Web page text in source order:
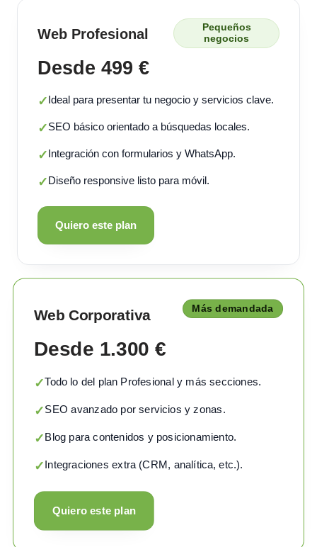
Web Profesional
Pequeños
negocios
Desde 499 €
✓Ideal para presentar tu negocio y servicios clave.
✓SEO básico orientado a búsquedas locales.
✓Integración con formularios y WhatsApp.
✓Diseño responsive listo para móvil.
Quiero este plan
Web Corporativa Más demandada
Desde 1.300 €
✓Todo lo del plan Profesional y más secciones.
✓SEO avanzado por servicios y zonas.
✓Blog para contenidos y posicionamiento.
✓Integraciones extra (CRM, analítica, etc.).
Quiero este plan